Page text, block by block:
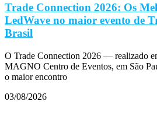
Trade Connection 2026: Os
LedWave no maior evento de
Brasil
O Trade Connection 2026 — realizado
MAGNO Centro de Eventos, em São
o maior encontro
03/08/2026